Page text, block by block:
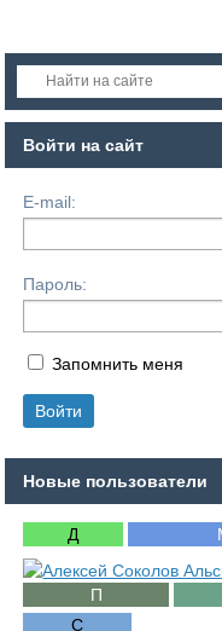
Войти на сайт
E-mail:
Пароль:
Запомнить меня
Новые пользователи